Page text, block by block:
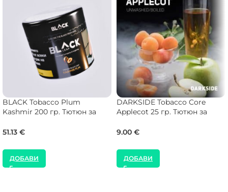
BLACK Tobacco Plum
Kashmir 200 гр. Тютюн за
51.13 €
ДОБАВИ
DARKSIDE Tobacco Core
Applecot 25 гр. Тютюн за
9.00 €
ДОБАВИ